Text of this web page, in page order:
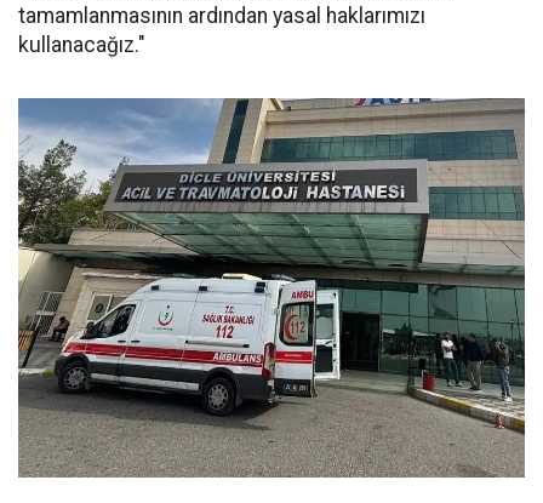
tamamlanmasının ardından yasal haklarımızı
kullanacağız."